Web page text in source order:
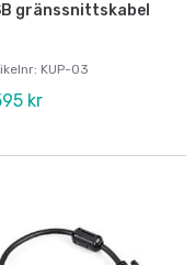
gränssnittskabel
KUP-03
kr